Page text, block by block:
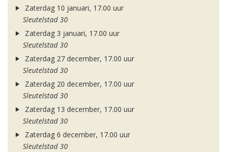
Zaterdag 10 januari, 17.00 uur
Sleutelstad 30
Zaterdag 3 januari, 17.00 uur
Sleutelstad 30
Zaterdag 27 december, 17.00 uur
Sleutelstad 30
Zaterdag 20 december, 17.00 uur
Sleutelstad 30
Zaterdag 13 december, 17.00 uur
Sleutelstad 30
Zaterdag 6 december, 17.00 uur
Sleutelstad 30